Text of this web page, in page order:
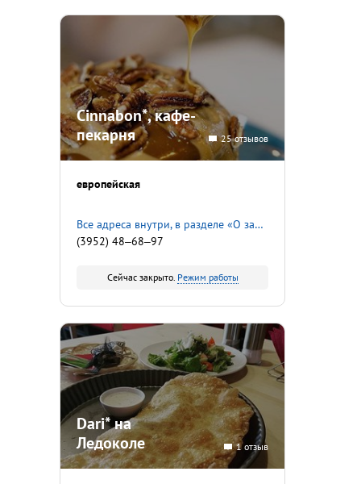
Cinnabon*, кафе-
пекарня
25 отзывов
европейская
Все адреса внутри, в разделе «О заведении»
(3952) 48‒68‒97
Сейчас закрыто. Режим работы
Dari* на
Ледоколе
1 отзыв